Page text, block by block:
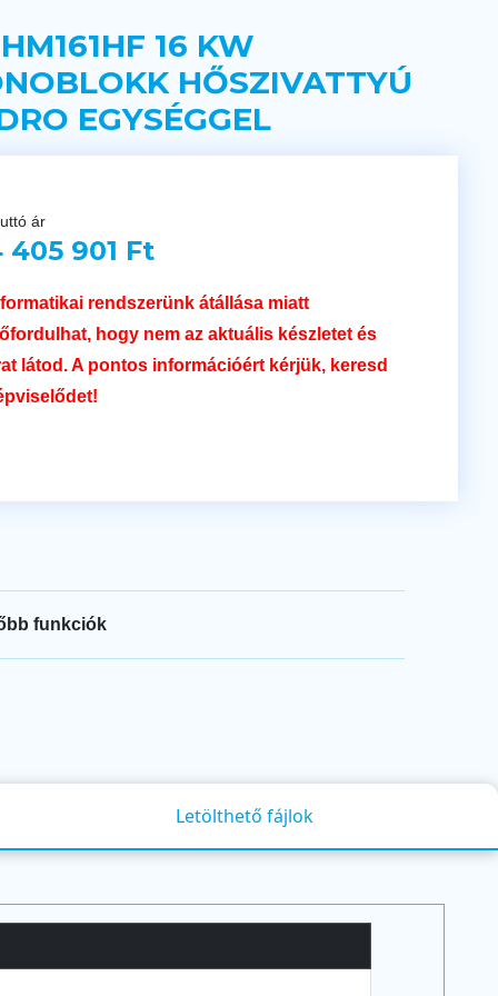
16 KW
HŐSZIVATTYÚ
EGYSÉGGEL
ár
405 901 Ft
rendszerünk átállása miatt
hogy nem az aktuális készletet és
látod. A pontos információért kérjük, keresd
funkciók
Letölthető fájlok